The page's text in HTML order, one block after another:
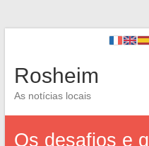
Rosheim
As notícias locais
Os desafios e